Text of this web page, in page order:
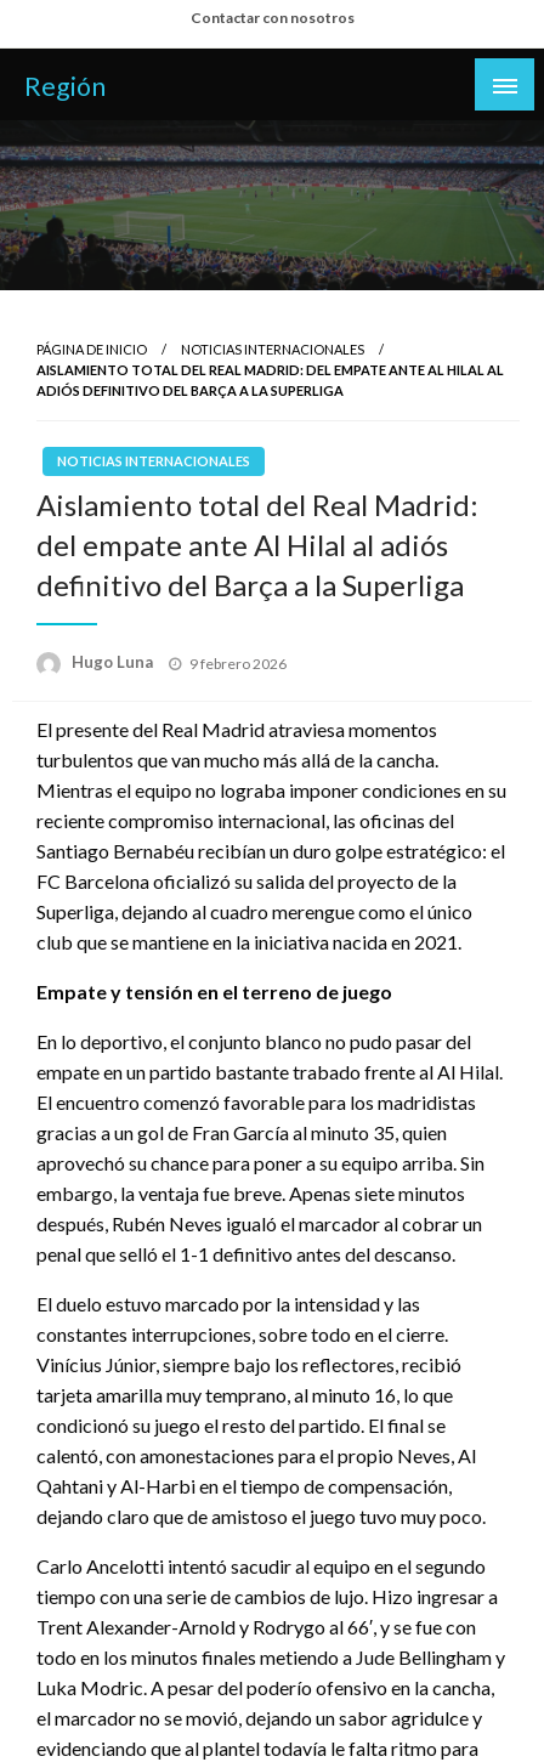
al
contenido
Contactar con nosotros
Región
PÁGINA DE INICIO
NOTICIAS INTERNACIONALES
AISLAMIENTO TOTAL DEL REAL MADRID: DEL EMPATE ANTE AL HILAL AL
ADIÓS DEFINITIVO DEL BARÇA A LA SUPERLIGA
NOTICIAS INTERNACIONALES
Aislamiento total del Real Madrid:
del empate ante Al Hilal al adiós
definitivo del Barça a la Superliga
Hugo Luna
Publicado
9 febrero 2026
El presente del Real Madrid atraviesa momentos
turbulentos que van mucho más allá de la cancha.
Mientras el equipo no lograba imponer condiciones en su
reciente compromiso internacional, las oficinas del
Santiago Bernabéu recibían un duro golpe estratégico: el
FC Barcelona oficializó su salida del proyecto de la
Superliga, dejando al cuadro merengue como el único
club que se mantiene en la iniciativa nacida en 2021.
Empate y tensión en el terreno de juego
En lo deportivo, el conjunto blanco no pudo pasar del
empate en un partido bastante trabado frente al Al Hilal.
El encuentro comenzó favorable para los madridistas
gracias a un gol de Fran García al minuto 35, quien
aprovechó su chance para poner a su equipo arriba. Sin
embargo, la ventaja fue breve. Apenas siete minutos
después, Rubén Neves igualó el marcador al cobrar un
penal que selló el 1-1 definitivo antes del descanso.
El duelo estuvo marcado por la intensidad y las
constantes interrupciones, sobre todo en el cierre.
Vinícius Júnior, siempre bajo los reflectores, recibió
tarjeta amarilla muy temprano, al minuto 16, lo que
condicionó su juego el resto del partido. El final se
calentó, con amonestaciones para el propio Neves, Al
Qahtani y Al-Harbi en el tiempo de compensación,
dejando claro que de amistoso el juego tuvo muy poco.
Carlo Ancelotti intentó sacudir al equipo en el segundo
tiempo con una serie de cambios de lujo. Hizo ingresar a
Trent Alexander-Arnold y Rodrygo al 66′, y se fue con
todo en los minutos finales metiendo a Jude Bellingham y
Luka Modric. A pesar del poderío ofensivo en la cancha,
el marcador no se movió, dejando un sabor agridulce y
evidenciando que al plantel todavía le falta ritmo para